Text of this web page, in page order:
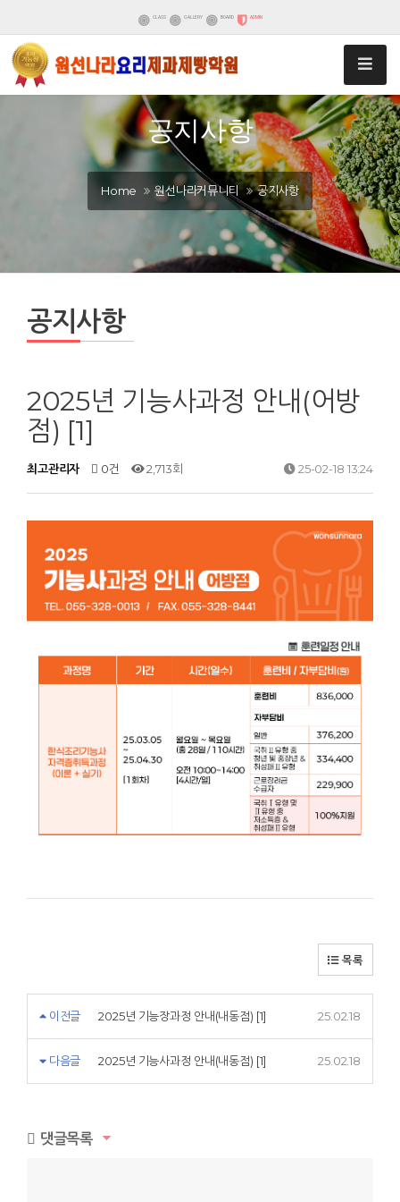
CLASS GALLERY BOARD ADMIN
공지사항
Home 원선나라커뮤니티 공지사항
공지사항
2025년 기능사과정 안내(어방
점) [1]
최고관리자 0건 2,713회 25-02-18 13:24
목록
이전글 2025년 기능장과정 안내(내동점) [1] 25.02.18
다음글 2025년 기능사과정 안내(내동점) [1] 25.02.18
댓글목록